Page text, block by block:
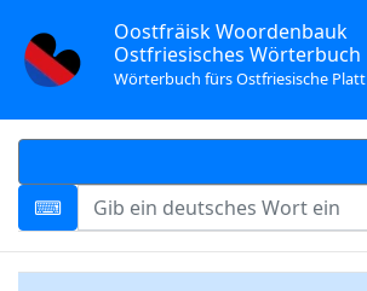
Oostfräisk Woordenbauk
Ostfriesisches Wörterbuch
Wörterbuch fürs Ostfriesische Platt